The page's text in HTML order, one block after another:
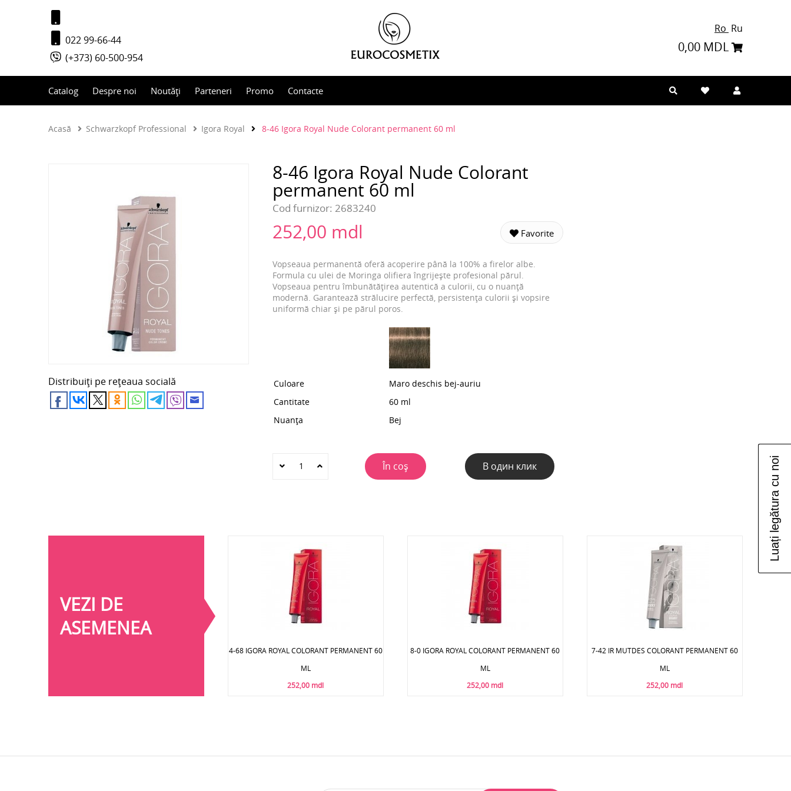
022 99-66-44
(+373) 60-500-954
Ro Ru
0,00 MDL
Catalog Despre noi Noutăți Parteneri Promo Contacte
Luați legătura cu noi
Acasă Schwarzkopf Professional Igora Royal 8-46 Igora Royal Nude Colorant permanent 60 ml
Distribuiți pe rețeaua socială
8-46 Igora Royal Nude Colorant
permanent 60 ml
Cod furnizor: 2683240
252,00 mdl Favorite
Vopseaua permanentă oferă acoperire până la 100% a firelor albe.
Formula cu ulei de Moringa olifiera îngrijește profesional părul.
Vopseaua pentru îmbunătățirea autentică a culorii, cu o nuanță
modernă. Garantează strălucire perfectă, persistența culorii și vopsire
uniformă chiar și pe părul poros.
Culoare
Maro deschis bej-auriu
Cantitate
60 ml
Nuanța
Bej
În coș В один клик
VEZI DE
ASEMENEA
4-68 IGORA ROYAL COLORANT PERMANENT 60
ML
252,00 mdl
8-0 IGORA ROYAL COLORANT PERMANENT 60
ML
252,00 mdl
7-42 IR MUTDES COLORANT PERMANENT 60
ML
252,00 mdl